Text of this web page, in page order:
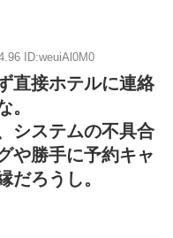
ID:weuiAl0M0
直接ホテルに連絡
。
システムの不具合
や勝手に予約キャ
だろうし。